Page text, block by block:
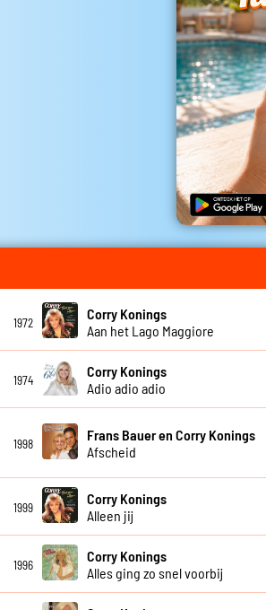
1972
Corry Konings
Aan het Lago Maggiore
1974
Corry Konings
Adio adio adio
1998
Frans Bauer en Corry Konings
Afscheid
1999
Corry Konings
Alleen jij
1996
Corry Konings
Alles ging zo snel voorbij